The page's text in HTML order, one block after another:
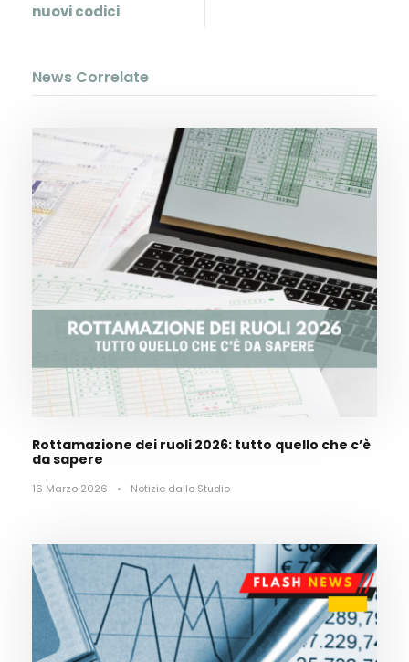
nuovi codici
News Correlate
Rottamazione dei ruoli 2026: tutto quello che c’è
da sapere
16 Marzo 2026 • Notizie dallo Studio